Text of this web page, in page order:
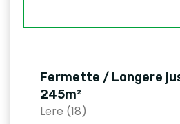
Fermette / Longere
245m²
Lere (18)